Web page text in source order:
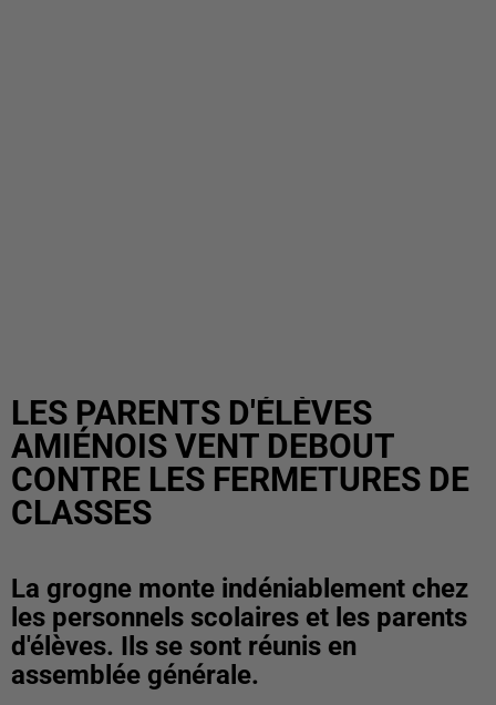
LES PARENTS D'ÉLÈVES
AMIÉNOIS VENT DEBOUT
CONTRE LES FERMETURES DE
CLASSES
La grogne monte indéniablement chez
les personnels scolaires et les parents
d'élèves. Ils se sont réunis en
assemblée générale.